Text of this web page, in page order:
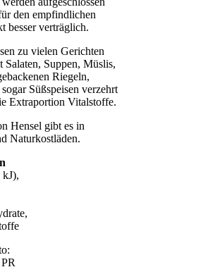
den empfindlichen
besser verträglich.
zu vielen Gerichten
Salaten, Suppen, Müslis,
Riegeln,
Süßspeisen verzehrt
Extraportion Vitalstoffe.
Hensel gibt es in
Naturkostläden.